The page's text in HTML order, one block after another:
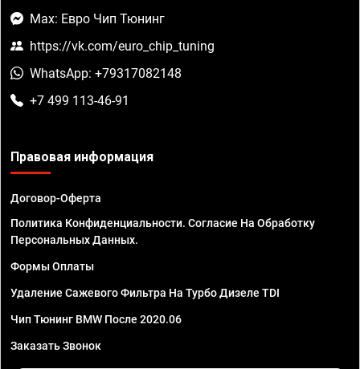
Max: Евро Чип Тюнинг
https://vk.com/euro_chip_tuning
WhatsApp: +79317082148
+7 499 113-46-91
Правовая информация
Договор-Оферта
Политика Конфиденциальности. Согласие На Обработку
Персональных Данных.
Формы Оплаты
Удаление Сажевого Фильтра На Турбо Дизеле TDI
Чип Тюнинг BMW После 2020.06
Заказать Звонок